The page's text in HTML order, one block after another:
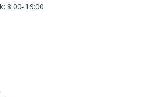
8:00- 19:00